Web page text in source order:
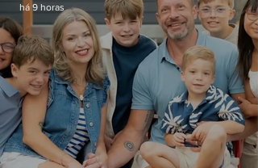
há 9 horas